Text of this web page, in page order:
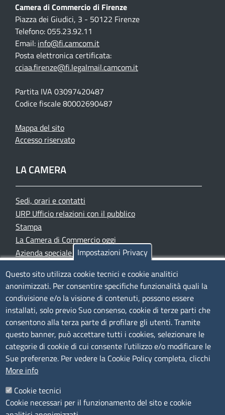
Camera di Commercio di Firenze
Piazza dei Giudici, 3 - 50122 Firenze
Telefono: 055.23.92.11
Email: info@fi.camcom.it
Posta elettronica certificata:
cciaa.firenze@fi.legalmail.camcom.it
Partita IVA 03097420487
Codice fiscale 80002690487
Mappa del sito
Accesso riservato
LA CAMERA
Sedi, orari e contatti
URP Ufficio relazioni con il pubblico
Stampa
La Camera di Commercio oggi
Azienda speciale PromoFirenze
TRASPARENZA
Albo Online
Amministrazione trasparente
Bandi e concorsi
Segnalazioni Whistleblowing
Accessibilità
IBAN e pagamenti informatici
Informative privacy e cookie
Verifiche PA
Impostazioni Privacy
Questo sito utilizza cookie tecnici e cookie analitici
anonimizzati. Per consentire specifiche funzionalità quali la
condivisione e/o la visione di contenuti, possono essere
installati, solo previo Suo consenso, cookie di terze parti che
consentono alla terza parte di profilare gli utenti. Tramite
questo banner, può accettare tutti i cookies, selezionare le
categorie di cookie di cui consente l’utilizzo e/o modificare le
Sue preferenze. Per vedere la Cookie Policy completa, clicchi
More info
Cookie tecnici
Cookie necessari per il funzionamento del sito e cookie